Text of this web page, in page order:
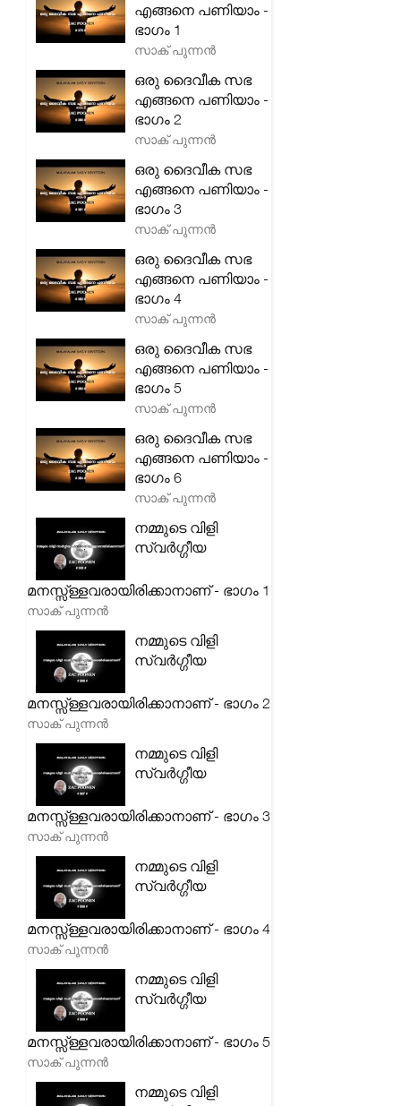
എങ്ങനെ പണിയാം -
ഭാഗം 1
സാക് പുന്നൻ
ഒരു ദൈവീക സഭ
എങ്ങനെ പണിയാം -
ഭാഗം 2
സാക് പുന്നൻ
ഒരു ദൈവീക സഭ
എങ്ങനെ പണിയാം -
ഭാഗം 3
സാക് പുന്നൻ
ഒരു ദൈവീക സഭ
എങ്ങനെ പണിയാം -
ഭാഗം 4
സാക് പുന്നൻ
ഒരു ദൈവീക സഭ
എങ്ങനെ പണിയാം -
ഭാഗം 5
സാക് പുന്നൻ
ഒരു ദൈവീക സഭ
എങ്ങനെ പണിയാം -
ഭാഗം 6
സാക് പുന്നൻ
നമ്മുടെ വിളി
സ്വർഗ്ഗീയ
മനസ്സ്ള്ളവരായിരിക്കാനാണ് - ഭാഗം 1
സാക് പുന്നൻ
നമ്മുടെ വിളി
സ്വർഗ്ഗീയ
മനസ്സ്ള്ളവരായിരിക്കാനാണ് - ഭാഗം 2
സാക് പുന്നൻ
നമ്മുടെ വിളി
സ്വർഗ്ഗീയ
മനസ്സ്ള്ളവരായിരിക്കാനാണ് - ഭാഗം 3
സാക് പുന്നൻ
നമ്മുടെ വിളി
സ്വർഗ്ഗീയ
മനസ്സ്ള്ളവരായിരിക്കാനാണ് - ഭാഗം 4
സാക് പുന്നൻ
നമ്മുടെ വിളി
സ്വർഗ്ഗീയ
മനസ്സ്ള്ളവരായിരിക്കാനാണ് - ഭാഗം 5
സാക് പുന്നൻ
നമ്മുടെ വിളി